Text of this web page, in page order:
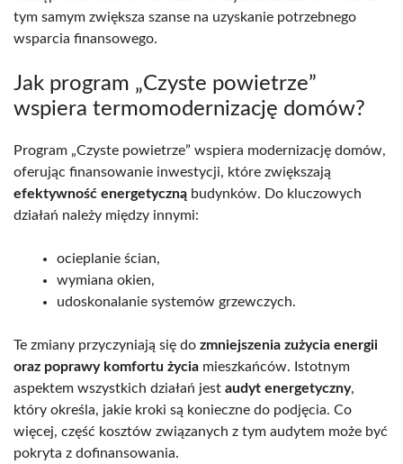
tym samym zwiększa szanse na uzyskanie potrzebnego
wsparcia finansowego.
Jak program „Czyste powietrze”
wspiera termomodernizację domów?
Program „Czyste powietrze” wspiera modernizację domów,
oferując finansowanie inwestycji, które zwiększają
efektywność energetyczną budynków. Do kluczowych
działań należy między innymi:
ocieplanie ścian,
wymiana okien,
udoskonalanie systemów grzewczych.
Te zmiany przyczyniają się do zmniejszenia zużycia energii
oraz poprawy komfortu życia mieszkańców. Istotnym
aspektem wszystkich działań jest audyt energetyczny,
który określa, jakie kroki są konieczne do podjęcia. Co
więcej, część kosztów związanych z tym audytem może być
pokryta z dofinansowania.